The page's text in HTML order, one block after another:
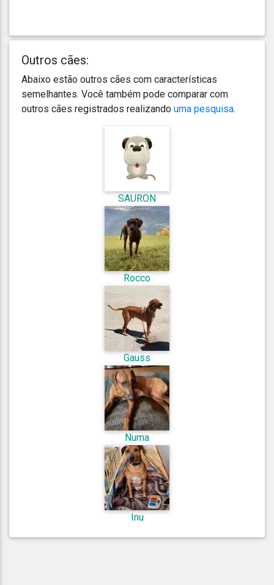
Outros cães:
Abaixo estão outros cães com características
semelhantes. Você também pode comparar com
outros cães registrados realizando uma pesquisa.
SAURON
Rocco
Gauss
Numa
Inu